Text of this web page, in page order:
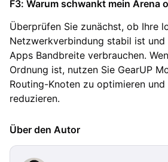
F3: Warum schwankt mein Arena
Überprüfen Sie zunächst, ob Ihre
Netzwerkverbindung stabil ist
Apps Bandbreite verbrauchen.
Ordnung ist, nutzen Sie GearUP
Routing-Knoten zu optimieren
reduzieren.
Über den Autor